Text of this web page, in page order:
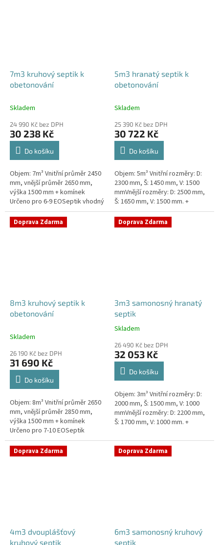
7m3 kruhový septik k
obetonování
Skladem
24 990 Kč bez DPH
30 238 Kč
Do košíku
Objem: 7m³ Vnitřní průměr 2450
mm, vnější průměr 2650 mm,
výška 1500 mm + komínek
Určeno pro 6-9 EOSeptik vhodný
pod parkovací stání,
komunikace a do jílovité
zeminyPrůměr...
5m3 hranatý septik k
obetonování
Skladem
25 390 Kč bez DPH
30 722 Kč
Do košíku
Objem: 5m³ Vnitřní rozměry: D:
2300 mm, Š: 1450 mm, V: 1500
mmVnější rozměry: D: 2500 mm,
Š: 1650 mm, V: 1500 mm. +
komínek Určeno pro 4-6
EOSeptik vhodný pod parkovací
stání,...
Doprava Zdarma
8m3 kruhový septik k
obetonování
Skladem
26 190 Kč bez DPH
31 690 Kč
Do košíku
Objem: 8m³ Vnitřní průměr 2650
mm, vnější průměr 2850 mm,
výška 1500 mm + komínek
Určeno pro 7-10 EOSeptik
vhodný pod parkovací stání,
komunikace a do jílovité...
Doprava Zdarma
3m3 samonosný hranatý
septik
Průměrné
produktu
je
4,3
hvězdiček.
Skladem
26 490 Kč bez DPH
32 053 Kč
Do košíku
Objem: 3m³ Vnitřní rozměry: D:
2000 mm, Š: 1500 mm, V: 1000
mmVnější rozměry: D: 2200 mm,
Š: 1700 mm, V: 1000 mm. +
EOKvalitní, pevný septik bez
potřeby...
Doprava Zdarma
4m3 dvouplášťový
kruhový septik
Doprava Zdarma
6m3 samonosný kruhový
septik